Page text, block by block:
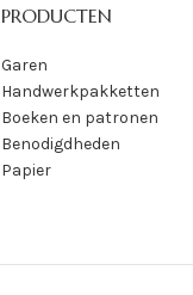
PRODUCTEN
Garen
Handwerkpakketten
Boeken en patronen
Benodigdheden
Papier